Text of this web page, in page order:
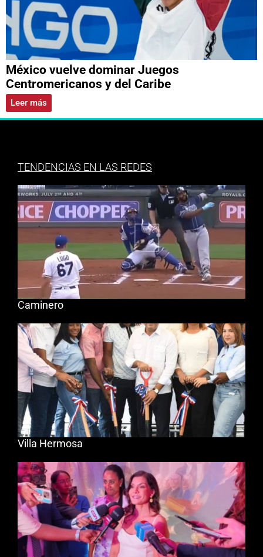
México vuelve dominar Juegos
Centromericanos y del Caribe
Leer más
TENDENCIAS EN LAS REDES
Caminero
Villa Hermosa